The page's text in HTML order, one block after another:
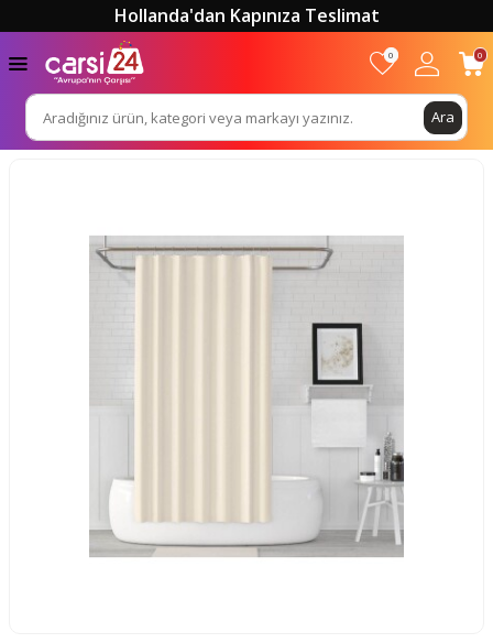
Hollanda'dan Kapınıza Teslimat
Ara
0 0